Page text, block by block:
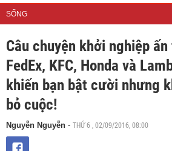
SỐNG
Câu chuyện khởi nghiệp
FedEx, KFC, Honda và
khiến bạn bật cười nhưng
bỏ cuộc!
Nguyễn Nguyễn - THỨ 6 , 02/09/2016, 08:00